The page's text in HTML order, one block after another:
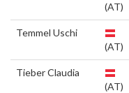
(AT)
Temmel Uschi
(AT)
Tieber Claudia
(AT)